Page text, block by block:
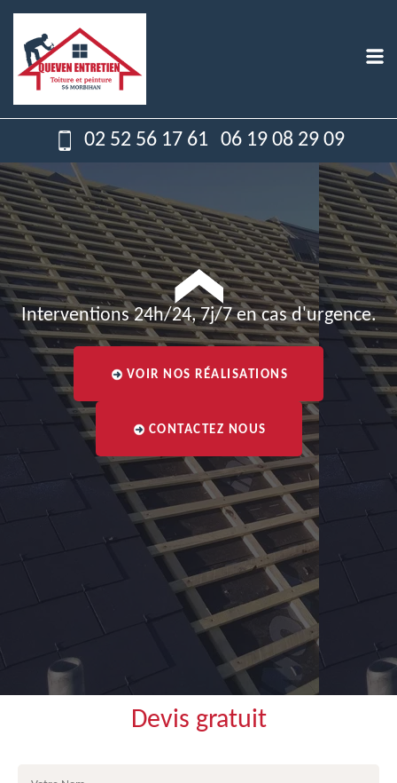
02 52 56 17 61 06 19 08 29 09
Interventions 24h/24, 7j/7 en cas d'urgence.
VOIR NOS RÉALISATIONS
CONTACTEZ NOUS
Devis gratuit